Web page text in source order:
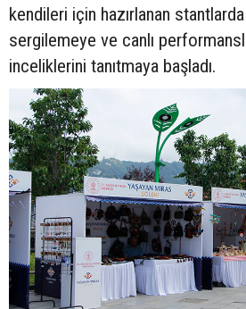
kendileri için hazırlanan
sergilemeye ve canlı
inceliklerini tanıtmaya başladı.